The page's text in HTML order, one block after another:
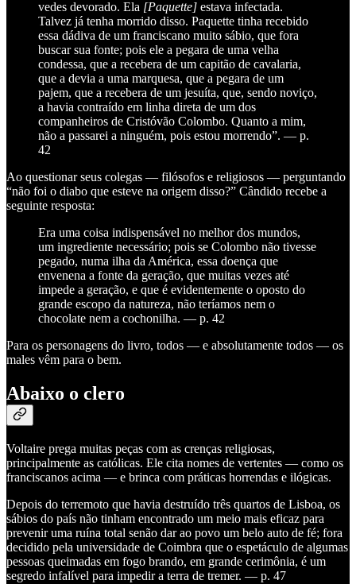
vedes devorado. Ela [Paquette] estava infectada.
Talvez já tenha morrido disso. Paquette tinha recebido
essa dádiva de um franciscano muito sábio, que fora
buscar sua fonte; pois ele a pegara de uma velha
condessa, que a recebera de um capitão de cavalaria,
que a devia a uma marquesa, que a pegara de um
pajem, que a recebera de um jesuíta, que, sendo noviço,
a havia contraído em linha direta de um dos
companheiros de Cristóvão Colombo. Quanto a mim,
não a passarei a ninguém, pois estou morrendo”. — p.
42
Ao questionar seus colegas — filósofos e religiosos — perguntando
“não foi o diabo que esteve na origem disso?” Cândido recebe a
seguinte resposta:
Era uma coisa indispensável no melhor dos mundos,
um ingrediente necessário; pois se Colombo não tivesse
pegado, numa ilha da América, essa doença que
envenena a fonte da geração, que muitas vezes até
impede a geração, e que é evidentemente o oposto do
grande escopo da natureza, não teríamos nem o
chocolate nem a cochonilha. — p. 42
Para os personagens do livro, todos — e absolutamente todos — os
males vêm para o bem.
Abaixo o clero
Voltaire prega muitas peças com as crenças religiosas,
principalmente as católicas. Ele cita nomes de vertentes — como os
franciscanos acima — e brinca com práticas horrendas e ilógicas.
Depois do terremoto que havia destruído três quartos de Lisboa, os
sábios do país não tinham encontrado um meio mais eficaz para
prevenir uma ruína total senão dar ao povo um belo auto de fé; fora
decidido pela universidade de Coimbra que o espetáculo de algumas
pessoas queimadas em fogo brando, em grande cerimônia, é um
segredo infalível para impedir a terra de tremer. — p. 47